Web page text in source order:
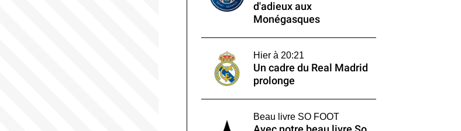
d'adieux aux
Monégasques
Hier à 20:21
Un cadre du Real Madrid
prolonge
Beau livre SO FOOT